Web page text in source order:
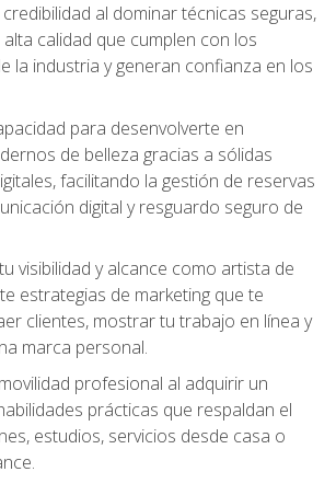
al dominar técnicas seguras,
calidad que cumplen con los
la industria y generan confianza en los
para desenvolverte en
de belleza gracias a sólidas
facilitando la gestión de reservas
digital y resguardo seguro de
visibilidad y alcance como artista de
estrategias de marketing que te
clientes, mostrar tu trabajo en línea y
marca personal.
profesional al adquirir un
prácticas que respaldan el
estudios, servicios desde casa o